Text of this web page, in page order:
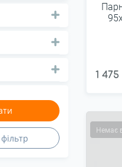
1
Немає